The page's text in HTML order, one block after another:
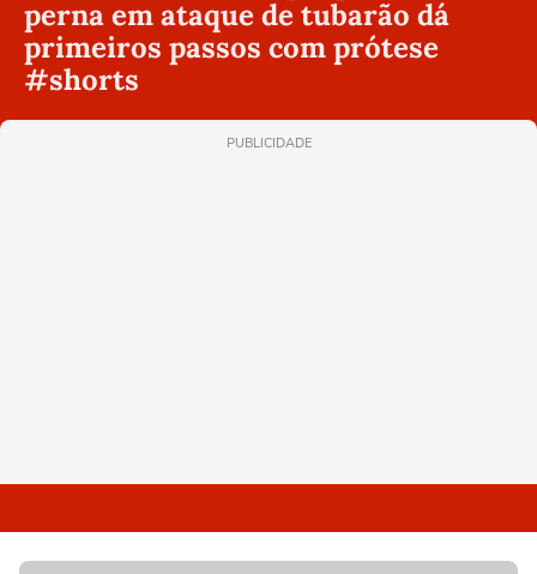
perna em ataque de tubarão dá
primeiros passos com prótese
#shorts
PUBLICIDADE